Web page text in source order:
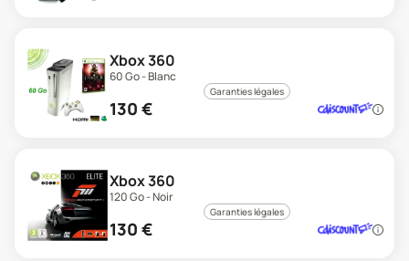
Xbox 360
60 Go - Blanc
Garanties légales
130 €
Xbox 360
120 Go - Noir
Garanties légales
130 €